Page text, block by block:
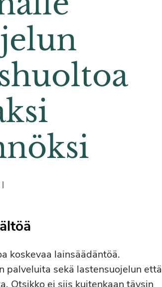
|
koskevaa lainsäädäntöä.
palveluita sekä lastensuojelun että
Otsikko ei siis kuitenkaan täysin